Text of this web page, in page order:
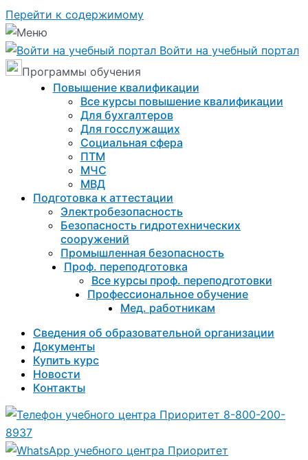
Перейти к содержимому
Войти на учебный портал
Программы обучения
Повышение квалификации
Все курсы повышение квалификации
Для бухгалтеров
Для госслужащих
Социальная сфера
ПТМ
МЧС
МВД
Подготовка к aттестации
Электробезопасность
Безопасность гидротехнических
сооружений
Промышленная безопасность
Проф. переподготовка
Все курсы проф. переподготовки
Профессиональное обучение
Мед. работникам
Сведения об образовательной организации
Документы
Купить курс
Новости
Контакты
8-800-200-
8937